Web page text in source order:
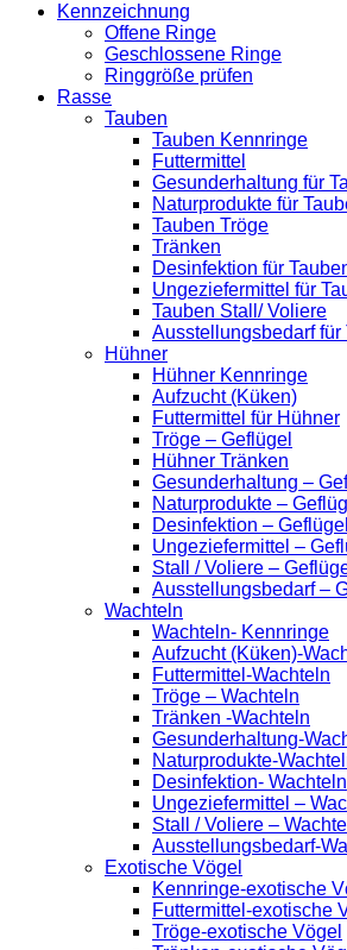
Kennzeichnung
Offene Ringe
Geschlossene Ringe
Ringgröße prüfen
Rasse
Tauben
Tauben Kennringe
Futtermittel
Gesunderhaltung für
Naturprodukte für
Tauben Tröge
Tränken
Desinfektion für
Ungeziefermittel für
Tauben Stall/ Voliere
Ausstellungsbedarf für
Hühner
Hühner Kennringe
Aufzucht (Küken)
Futtermittel für Hühner
Tröge – Geflügel
Hühner Tränken
Gesunderhaltung –
Naturprodukte –
Desinfektion – Geflügel
Ungeziefermittel –
Stall / Voliere –
Ausstellungsbedarf –
Wachteln
Wachteln- Kennringe
Aufzucht (Küken)-
Futtermittel-Wachteln
Tröge – Wachteln
Tränken -Wachteln
Gesunderhaltung-
Naturprodukte-
Desinfektion- Wachteln
Ungeziefermittel –
Stall / Voliere –
Ausstellungsbedarf-
Exotische Vögel
Kennringe-exotische
Futtermittel-exotische
Tröge-exotische Vögel